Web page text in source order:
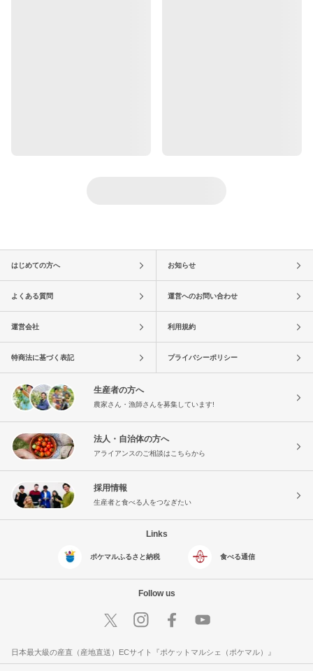
はじめての方へ お知らせ
よくある質問 運営へのお問い合わせ
運営会社 利用規約
特商法に基づく表記 プライバシーポリシー
生産者の方へ
農家さん・漁師さんを募集しています!
法人・自治体の方へ
アライアンスのご相談はこちらから
採用情報
生産者と食べる人をつなぎたい
Links
ポケマルふるさと納税 食べる通信
Follow us
日本最大級の産直（産地直送）ECサイト『ポケットマルシェ（ポケマル）』